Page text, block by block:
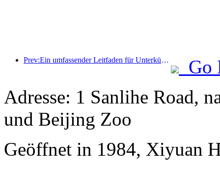
Prev:Ein umfassender Leitfaden für Unterkünfte während der touristischen Wintersaison in Peking. Der neue Innenhof des Jingneng Hotels löst einen neuen Tourismustrend aus
Go
Adresse: 1 Sanlihe Road,
und Beijing Zoo
Geöffnet in 1984, Xiyuan